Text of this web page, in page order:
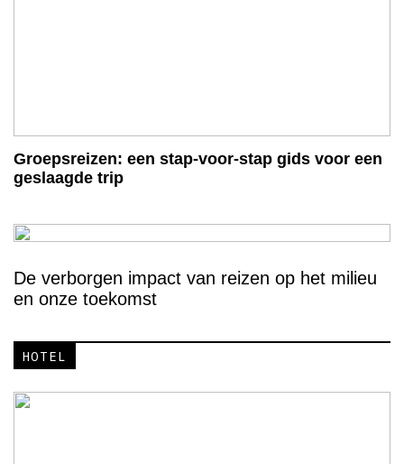
Groepsreizen: een stap-voor-stap gids voor een
geslaagde trip
De verborgen impact van reizen op het milieu
en onze toekomst
HOTEL